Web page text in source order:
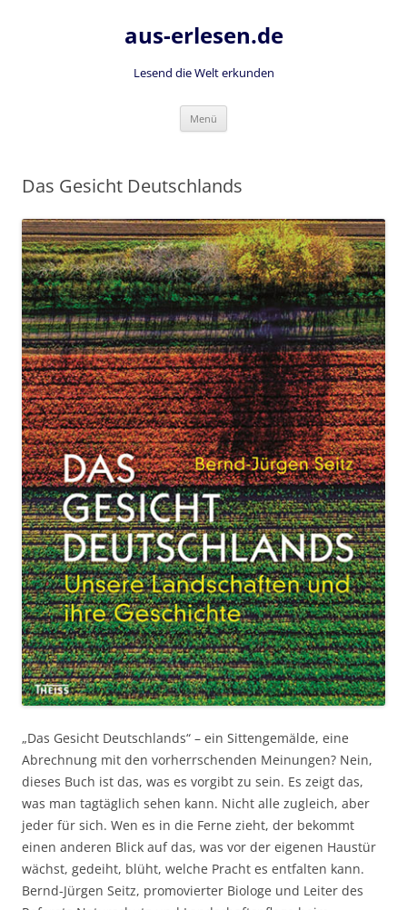
aus-erlesen.de
Lesend die Welt erkunden
Menü
Das Gesicht Deutschlands
„Das Gesicht Deutschlands“ – ein Sittengemälde, eine
Abrechnung mit den vorherrschenden Meinungen? Nein,
dieses Buch ist das, was es vorgibt zu sein. Es zeigt das,
was man tagtäglich sehen kann. Nicht alle zugleich, aber
jeder für sich. Wen es in die Ferne zieht, der bekommt
einen anderen Blick auf das, was vor der eigenen Haustür
wächst, gedeiht, blüht, welche Pracht es entfalten kann.
Bernd-Jürgen Seitz, promovierter Biologe und Leiter des